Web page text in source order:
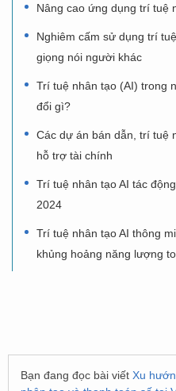
Nâng cao ứng dụng trí tuệ
Nghiêm cấm sử dụng trí
giọng nói người khác
Trí tuệ nhân tạo (AI) trong
đổi gì?
Các dự án bán dẫn, trí tuệ
hỗ trợ tài chính
Trí tuệ nhân tạo AI tác
2024
Trí tuệ nhân tạo AI thông
khủng hoảng năng lượng
Bạn đang đọc bài viết Xu